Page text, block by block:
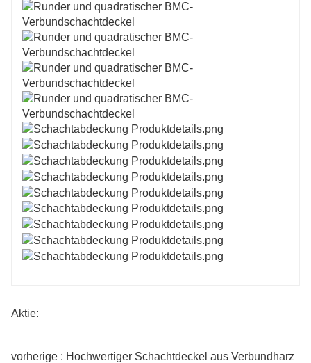
Aktie:
vorherige : Hochwertiger Schachtdeckel aus Verbundharz